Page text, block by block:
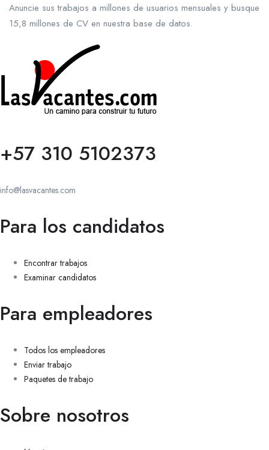
Anuncie sus trabajos a millones de usuarios mensuales y busque
15,8 millones de CV en nuestra base de datos.
+57 310 5102373
info@lasvacantes.com
Para los candidatos
Encontrar trabajos
Examinar candidatos
Para empleadores
Todos los empleadores
Enviar trabajo
Paquetes de trabajo
Sobre nosotros